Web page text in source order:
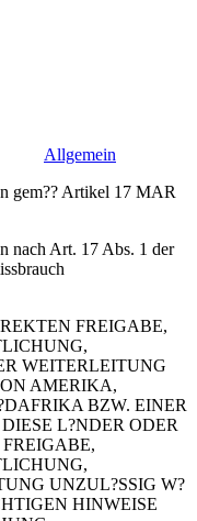
Allgemein
gem?? Artikel 17 MAR
nach Art. 17 Abs. 1 der
FREIGABE,
WEITERLEITUNG
AMERIKA,
BZW. EINER
L?NDER ODER
UNZUL?SSIG W?
HINWEISE